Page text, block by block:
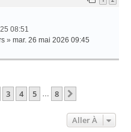
08:51
» mar. 26 mai 2026 09:45
8
3 4 5 … 8
Aller À